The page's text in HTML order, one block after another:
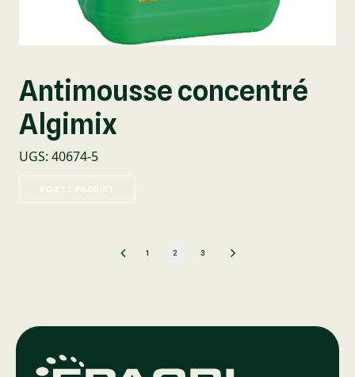
Antimousse concentré
Algimix
UGS: 40674-5
VOIR LE PRODUIT
1 2 3